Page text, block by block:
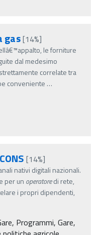
gas[14%]
le forniture
dal medesimo
correlate tra
conveniente …
[14%]
nativi digitali nazionali.
per un operatoredi rete,
i propri dipendenti,
Programmi, Gare,